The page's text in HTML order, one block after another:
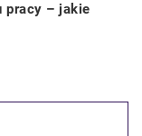
pracy – jakie